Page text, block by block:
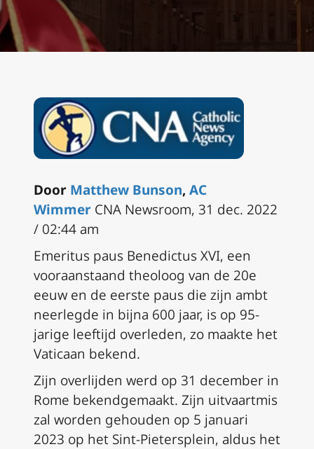
Door Matthew Bunson, AC
Wimmer CNA Newsroom, 31 dec. 2022
/ 02:44 am
Emeritus paus Benedictus XVI, een
vooraanstaand theoloog van de 20e
eeuw en de eerste paus die zijn ambt
neerlegde in bijna 600 jaar, is op 95-
jarige leeftijd overleden, zo maakte het
Vaticaan bekend.
Zijn overlijden werd op 31 december in
Rome bekendgemaakt. Zijn uitvaartmis
zal worden gehouden op 5 januari
2023 op het Sint-Pietersplein, aldus het